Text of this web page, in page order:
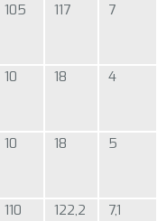
105 117 7
10 18 4
10 18 5
110 122,2 7,1